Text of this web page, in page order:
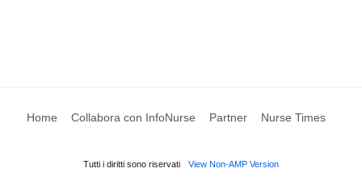
Home Collabora con InfoNurse Partner Nurse Times
Tutti i diritti sono riservati View Non-AMP Version